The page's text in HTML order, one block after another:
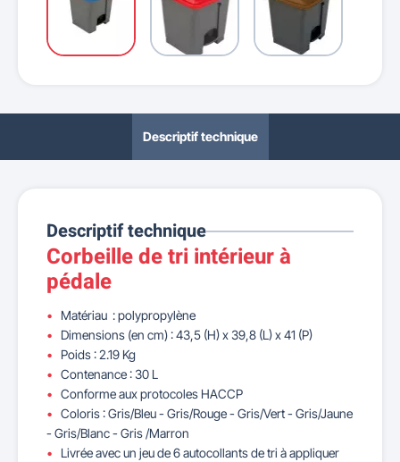
Descriptif technique
Descriptif technique
Corbeille de tri intérieur à
pédale
Matériau : polypropylène
Dimensions (en cm) :43,5 (H) x 39,8 (L) x 41 (P)
Poids : 2.19 Kg
Contenance : 30 L
Conforme aux protocoles HACCP
Coloris : Gris/Bleu - Gris/Rouge - Gris/Vert - Gris/Jaune
- Gris/Blanc - Gris /Marron
Livrée avec un jeu de 6 autocollants de tri à appliquer